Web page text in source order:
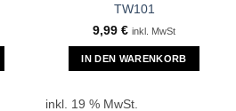
TW101
9,99 € inkl. MwSt
IN DEN WARENKORB
inkl. 19 % MwSt.